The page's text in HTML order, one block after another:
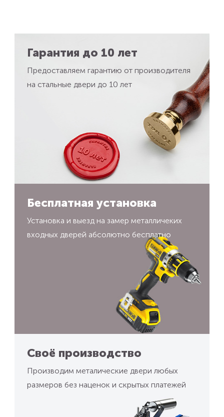
Гарантия до 10 лет
Предоставляем гарантию от производителя
на стальные двери до 10 лет
Бесплатная установка
Установка и выезд на замер металличеких
входных дверей абсолютно бесплатно
Своё производство
Производим металические двери любых
размеров без наценок и скрытых платежей